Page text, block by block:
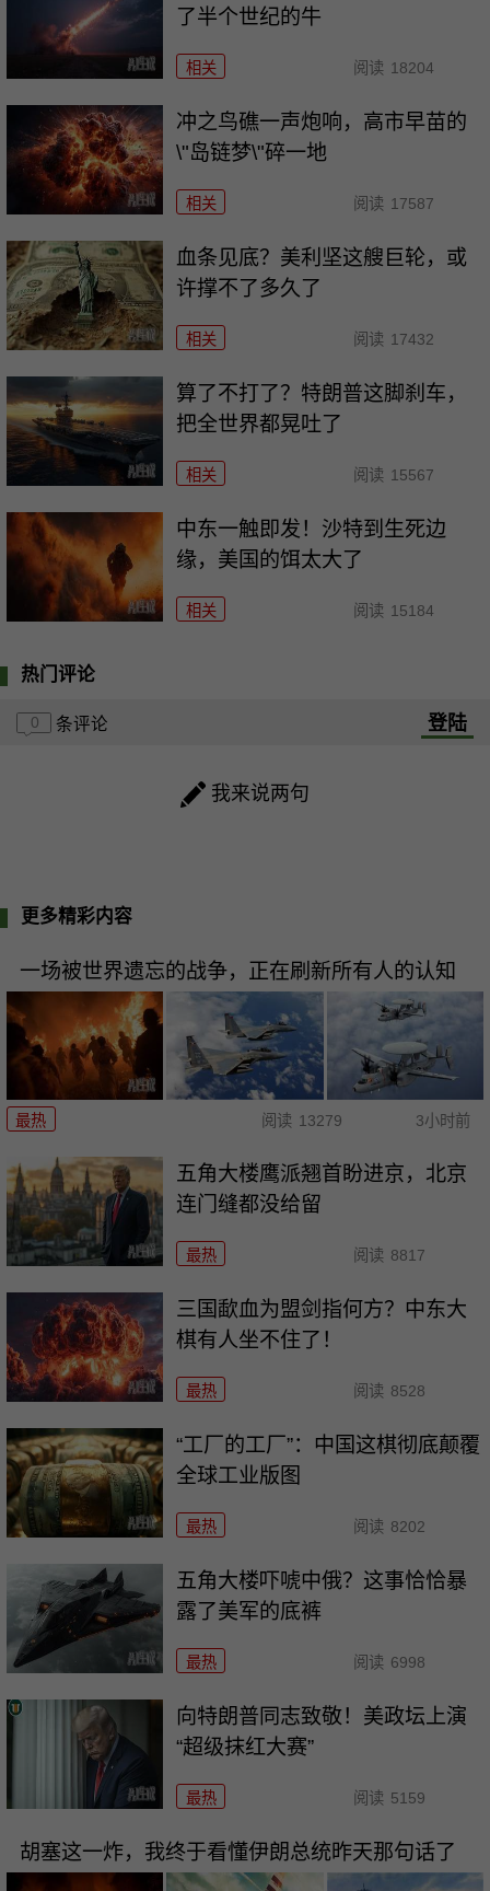
了半个世纪的牛
相关 阅读 18204
冲之鸟礁一声炮响，高市早苗的
\"岛链梦\"碎一地
相关 阅读 17587
血条见底？美利坚这艘巨轮，或
许撑不了多久了
相关 阅读 17432
算了不打了？特朗普这脚刹车，
把全世界都晃吐了
相关 阅读 15567
中东一触即发！沙特到生死边
缘，美国的饵太大了
相关 阅读 15184
热门评论
0 条评论 登陆
我来说两句
更多精彩内容
一场被世界遗忘的战争，正在刷新所有人的认知
最热 阅读 13279 3小时前
五角大楼鹰派翘首盼进京，北京
连门缝都没给留
最热 阅读 8817
三国歃血为盟剑指何方？中东大
棋有人坐不住了！
最热 阅读 8528
“工厂的工厂”：中国这棋彻底颠覆
全球工业版图
最热 阅读 8202
五角大楼吓唬中俄？这事恰恰暴
露了美军的底裤
最热 阅读 6998
向特朗普同志致敬！美政坛上演
“超级抹红大赛”
最热 阅读 5159
胡塞这一炸，我终于看懂伊朗总统昨天那句话了